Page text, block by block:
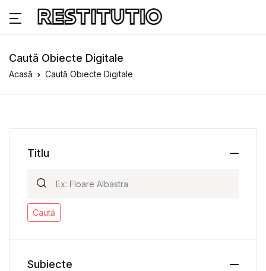
Caută Obiecte Digitale
Acasă Caută Obiecte Digitale
Titlu
Caută
Subiecte